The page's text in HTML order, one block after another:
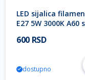
LED sijalica
E27 5W 3000K A60
dan/noć Mitea
600 RSD
dostupno